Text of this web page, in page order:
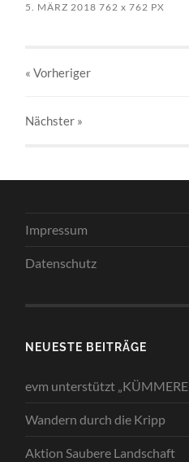
5. MÄRZ 2018 762x 762 PX
« Vorheriger
Nächster »
Impressum
Datenschutz
NEUESTE BEITRÄGE
evm unterstützt
Wandern durch die Kripp
Aktion Saubere Landschaft